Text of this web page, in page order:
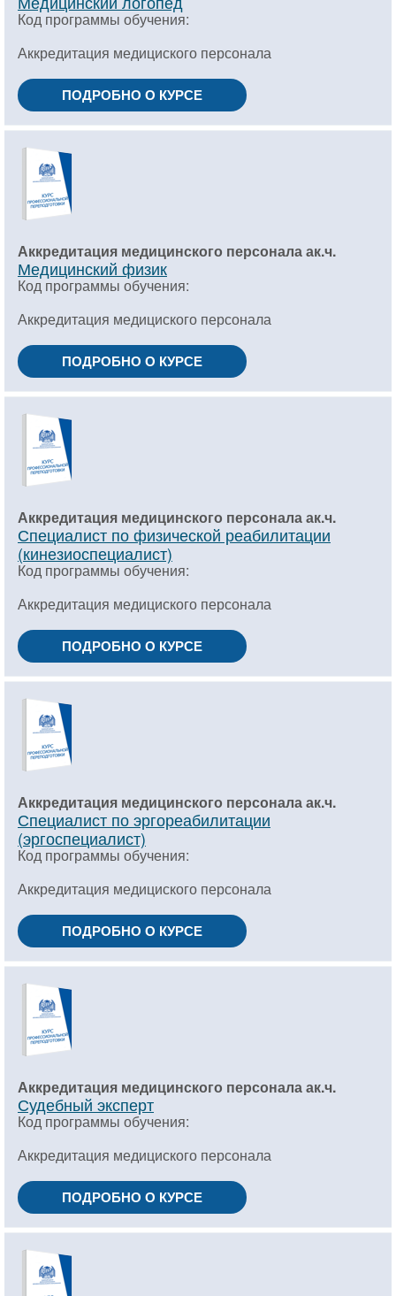
Код программы обучения:
Аккредитация медициского персонала
ПОДРОБНО О КУРСЕ
Аккредитация медицинского персонала ак.ч.
Медицинский физик
Код программы обучения:
Аккредитация медициского персонала
ПОДРОБНО О КУРСЕ
Аккредитация медицинского персонала ак.ч.
Специалист по физической реабилитации
(кинезиоспециалист)
Код программы обучения:
Аккредитация медициского персонала
ПОДРОБНО О КУРСЕ
Аккредитация медицинского персонала ак.ч.
Специалист по эргореабилитации
(эргоспециалист)
Код программы обучения:
Аккредитация медициского персонала
ПОДРОБНО О КУРСЕ
Аккредитация медицинского персонала ак.ч.
Судебный эксперт
Код программы обучения:
Аккредитация медициского персонала
ПОДРОБНО О КУРСЕ